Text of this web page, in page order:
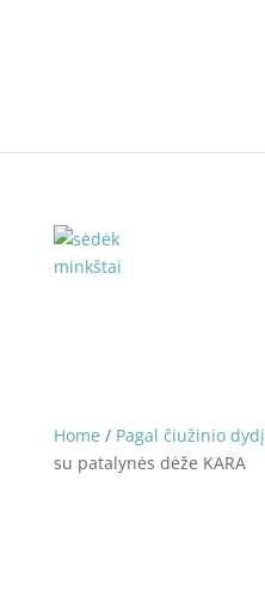
Home / Pagal čiužinio dydį
su patalynės dėže KARA